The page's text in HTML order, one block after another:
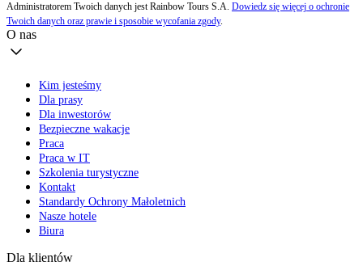
Administratorem Twoich danych jest Rainbow Tours S.A. Dowiedz się więcej o ochronie
Twoich danych oraz prawie i sposobie wycofania zgody.
O nas
Kim jesteśmy
Dla prasy
Dla inwestorów
Bezpieczne wakacje
Praca
Praca w IT
Szkolenia turystyczne
Kontakt
Standardy Ochrony Małoletnich
Nasze hotele
Biura
Dla klientów